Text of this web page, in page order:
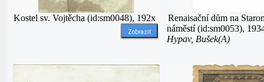
Kostel sv. Vojtěcha (id:sm0048), 192x
Zobrazit
Renaisační dům na
náměstí (id:sm0053),
Hypav, Bušek(A)